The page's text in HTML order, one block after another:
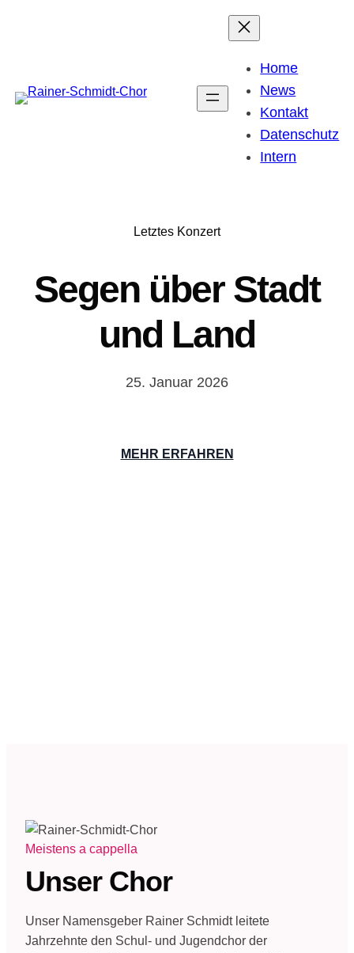
Home
News
Kontakt
Datenschutz
Intern
Letztes Konzert
Segen über Stadt
und Land
25. Januar 2026
MEHR ERFAHREN
Meistens a cappella
Unser Chor
Unser Namensgeber Rainer Schmidt leitete
Jahrzehnte den Schul- und Jugendchor der